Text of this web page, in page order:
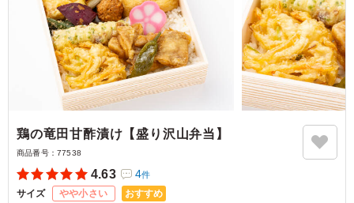
鶏の竜田甘酢漬け【盛り沢山弁当】
商品番号： 77538
4.63 4件
サイズ やや小さい おすすめ